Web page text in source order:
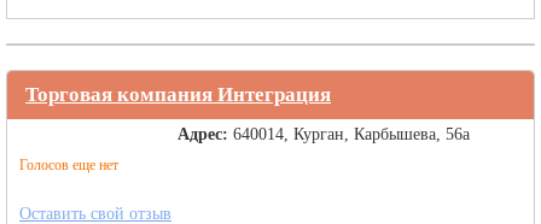
Торговая компания Интеграция
Голосов еще нет
Адрес: 640014, Курган, Карбышева, 56а
Оставить свой отзыв